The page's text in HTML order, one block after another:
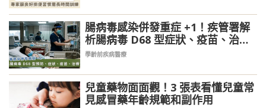
腸病毒感染併發重症 +1！疾管署解
析腸病毒 D68 型症狀、疫苗、治
療、預防
學齡前疾病醫療
兒童藥物面面觀！3 張表看懂兒童常
見感冒藥年齡規範和副作用